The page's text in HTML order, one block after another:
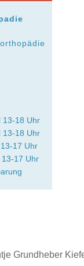
18 Uhr
18 Uhr
17 Uhr
17 Uhr
Grundheber